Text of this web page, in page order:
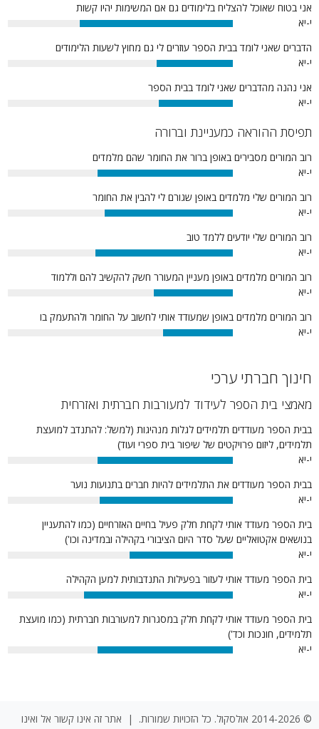
אני בטוח שאוכל להצליח בלימודים גם אם המשימות יהיו קשות
י-יא
68%
הדברים שאני לומד בבית הספר עוזרים לי גם מחוץ לשעות הלימודים
י-יא
34%
אני נהנה מהדברים שאני לומד בבית הספר
י-יא
33%
תפיסת ההוראה כמעניינת וברורה
רוב המורים מסבירים באופן ברור את החומר שהם מלמדים
י-יא
60%
רוב המורים שלי מלמדים באופן שגורם לי להבין את החומר
י-יא
57%
רוב המורים שלי יודעים ללמד טוב
י-יא
61%
רוב המורים מלמדים באופן מעניין המעורר חשק להקשיב להם וללמוד
י-יא
35%
רוב המורים מלמדים באופן שמעודד אותי לחשוב על החומר ולהתעמק בו
י-יא
31%
חינוך חברתי ערכי
מאמצי בית הספר לעידוד למעורבות חברתית ואזרחית
בבית הספר מעודדים תלמידים לגלות מנהיגות (למשל: להתנדב למועצת
תלמידים, ליזום פרויקטים של שיפור בית ספרי ועוד)
י-יא
60%
בבית הספר מעודדים את התלמידים להיות חברים בתנועות נוער
י-יא
59%
בית הספר מעודד אותי לקחת חלק פעיל בחיים האזרחיים (כמו להתעניין
בנושאים אקטואליים שעל סדר היום הציבורי בקהילה ובמדינה וכו')
י-יא
46%
בית הספר מעודד אותי לעזור בפעילות התנדבותית למען הקהילה
י-יא
66%
בית הספר מעודד אותי לקחת חלק במסגרות למעורבות חברתית (כמו מועצת
תלמידים, חונכות וכד')
י-יא
60%
© 2014-2026 אולסקול. כל הזכויות שמורות. | אתר זה אינו קשור אל ואינו